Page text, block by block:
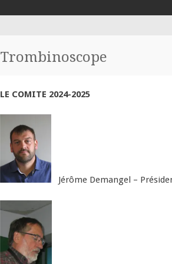
Trombinoscope
LE COMITE 2024-2025
Jérôme Demangel –